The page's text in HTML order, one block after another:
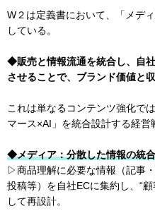
W２は定義書において、「メデ
している。
◆販売と情報流通を統合し、自
させることで、ブランド価値と
これは単なるコンテンツ強化で
マース×AI」を統合設計する経営
◆メディア：分散した情報の統
▷商品理解に必要な情報（記事
投稿等）を自社ECに集約し、“
して再設計。